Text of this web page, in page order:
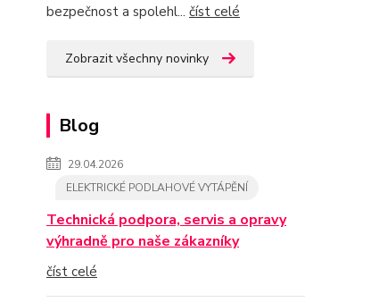
bezpečnost a spolehl... číst celé
Zobrazit všechny novinky
Blog
29.04.2026
ELEKTRICKÉ PODLAHOVÉ VYTÁPĚNÍ
Technická podpora, servis a opravy
výhradně pro naše zákazníky
číst celé